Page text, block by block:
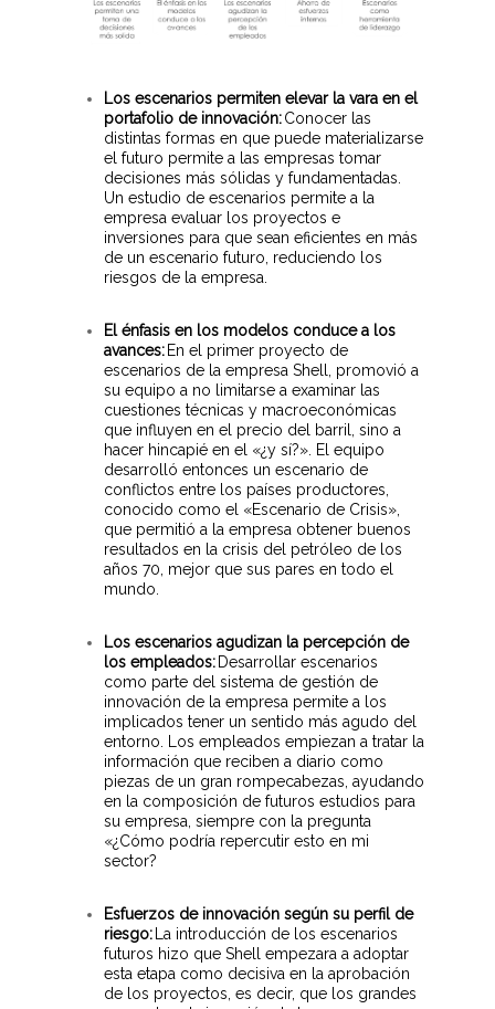
Los escenarios permiten elevar la vara en el
portafolio de innovación:Conocer las
distintas formas en que puede materializarse
el futuro permite a las empresas tomar
decisiones más sólidas y fundamentadas.
Un estudio de escenarios permite a la
empresa evaluar los proyectos e
inversiones para que sean eficientes en más
de un escenario futuro, reduciendo los
riesgos de la empresa.
El énfasis en los modelos conduce a los
avances: En el primer proyecto de
escenarios de la empresa Shell, promovió a
su equipo a no limitarse a examinar las
cuestiones técnicas y macroeconómicas
que influyen en el precio del barril, sino a
hacer hincapié en el «¿y sí?». El equipo
desarrolló entonces un escenario de
conflictos entre los países productores,
conocido como el «Escenario de Crisis»,
que permitió a la empresa obtener buenos
resultados en la crisis del petróleo de los
años 70, mejor que sus pares en todo el
mundo.
Los escenarios agudizan la percepción de
los empleados: Desarrollar escenarios
como parte del sistema de gestión de
innovación de la empresa permite a los
implicados tener un sentido más agudo del
entorno. Los empleados empiezan a tratar la
información que reciben a diario como
piezas de un gran rompecabezas, ayudando
en la composición de futuros estudios para
su empresa, siempre con la pregunta
«¿Cómo podría repercutir esto en mi
sector?
Esfuerzos de innovación según su perfil de
riesgo: La introducción de los escenarios
futuros hizo que Shell empezara a adoptar
esta etapa como decisiva en la aprobación
de los proyectos, es decir, que los grandes